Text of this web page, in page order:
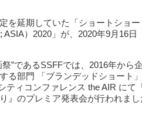
を延期していた「ショートショ
）2020」が、2020年9月16日
”であるSSFFでは、2016年から
る部門 「ブランデッドショート
ティコンファレンス the AIR にて
』のプレミア発表会が行われまし